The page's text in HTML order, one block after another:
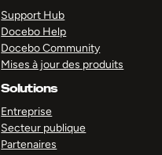
Support Hub
Docebo Help
Docebo Community
Mises à jour des produits
Solutions
Entreprise
Secteur publique
Partenaires